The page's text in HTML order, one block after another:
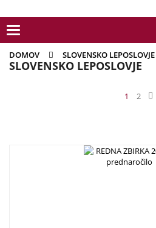
Toggle
navigation
DOMOV
SLOVENSKO LEPOSLOVJE
SLOVENSKO LEPOSLOVJE
1 2
77,00 € 60,00